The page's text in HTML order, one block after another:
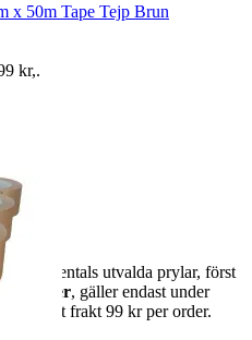
på tusentals utvalda prylar, först
, gäller endast under
och fast frakt 99 kr per order.
x 50m Tape Tejp Brun
kr,.